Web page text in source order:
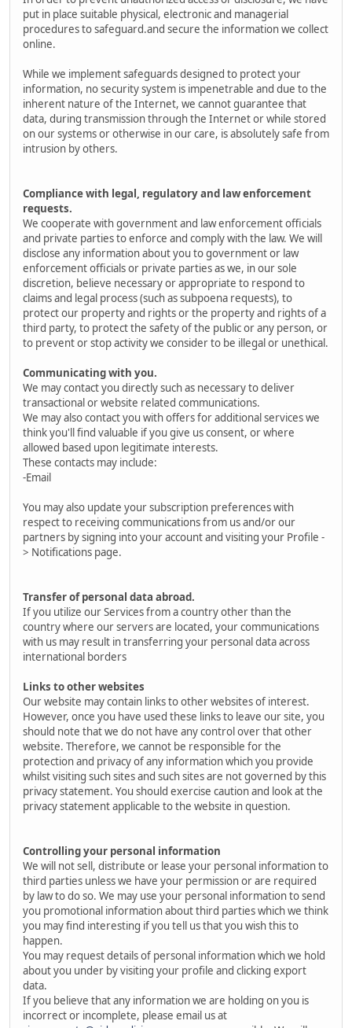
put in place suitable physical, electronic and managerial
procedures to safeguard.and secure the information we collect
online.
While we implement safeguards designed to protect your
information, no security system is impenetrable and due to the
inherent nature of the Internet, we cannot guarantee that
data, during transmission through the Internet or while stored
on our systems or otherwise in our care, is absolutely safe from
intrusion by others.
Compliance with legal, regulatory and law enforcement
requests.
We cooperate with government and law enforcement officials
and private parties to enforce and comply with the law. We will
disclose any information about you to government or law
enforcement officials or private parties as we, in our sole
discretion, believe necessary or appropriate to respond to
claims and legal process (such as subpoena requests), to
protect our property and rights or the property and rights of a
third party, to protect the safety of the public or any person, or
to prevent or stop activity we consider to be illegal or unethical.
Communicating with you.
We may contact you directly such as necessary to deliver
transactional or website related communications.
We may also contact you with offers for additional services we
think you'll find valuable if you give us consent, or where
allowed based upon legitimate interests.
These contacts may include:
-Email
You may also update your subscription preferences with
respect to receiving communications from us and/or our
partners by signing into your account and visiting your Profile -
> Notifications page.
Transfer of personal data abroad.
If you utilize our Services from a country other than the
country where our servers are located, your communications
with us may result in transferring your personal data across
international borders
Links to other websites
Our website may contain links to other websites of interest.
However, once you have used these links to leave our site, you
should note that we do not have any control over that other
website. Therefore, we cannot be responsible for the
protection and privacy of any information which you provide
whilst visiting such sites and such sites are not governed by this
privacy statement. You should exercise caution and look at the
privacy statement applicable to the website in question.
Controlling your personal information
We will not sell, distribute or lease your personal information to
third parties unless we have your permission or are required
by law to do so. We may use your personal information to send
you promotional information about third parties which we think
you may find interesting if you tell us that you wish this to
happen.
You may request details of personal information which we hold
about you under by visiting your profile and clicking export
data.
If you believe that any information we are holding on you is
incorrect or incomplete, please email us at